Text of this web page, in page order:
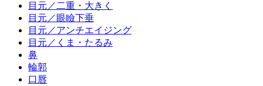
目元／二重・大きく
目元／眼瞼下垂
目元／アンチエイジング
目元／くま・たるみ
鼻
輪郭
口唇